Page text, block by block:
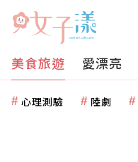
美食旅遊 愛漂亮
心理測驗 陸劇